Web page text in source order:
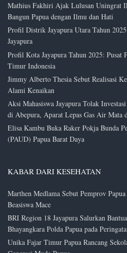
Mathius Fakhiri Ajak Lulusan Uningrat
Bangun Papua dengan Ilmu dan Hati
Profil Distrik Jayapura Utara Tahun
Jayapura
Profil Kota Jayapura Tahun 2025: Pusat
Timur Indonesia
Jimmy Alberto Thesia Sebut Realisasi
Alami Kenaikan
Aksi Mahasiswa Jayapura Tolak
di Abepura, Aparat Lepas Gas Air Mata
Elisa Kambu Buka Raker Pokja Bunda
(PAUD) Papua Barat Daya
KABAR DARI KESEHATAN
Marthen Medlama Sebut Pemprov
Beasiswa Mace
BRI Region 18 Jayapura Salurkan
Bhayangkara Polda Papua pada
Unika Fajar Timur Papua Rancang